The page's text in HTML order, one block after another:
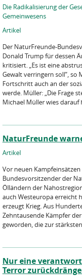
Die Radikalisierung der
Gemeinwesens
Artikel
Der NaturFreunde-
Donald Trump für dessen
kritisiert. „Es ist eine
Gewalt verringern soll“, so
Fortschritt auch an der
werde. Müller: „Die Frage
Michael Müller wies darauf
NaturFreunde
Artikel
Vor neuen
Bundesvorsitzender der
Ölländern der
auch Westeuropa erreicht
erzeugt Krieg. Aus
Zehntausende Kämpfer
geworden, die zur
Nur eine
Terror